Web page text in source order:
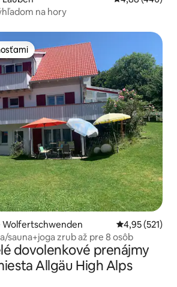
na hory
Priemerné
4,95 (521)
sauna+joga zrub až pre 8 osôb
dovolenkové prenájmy
Allgäu High Alps